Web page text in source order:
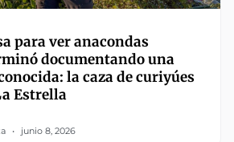
para ver anacondas
documentando una
la caza de curiyúes
Estrella
junio 8, 2026